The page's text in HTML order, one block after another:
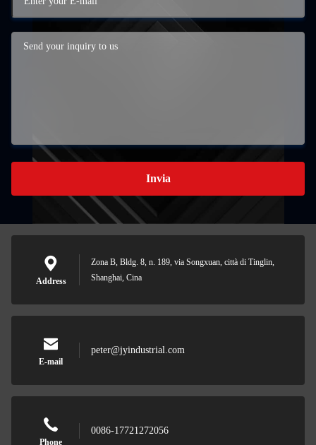
Invia
Address
Zona B, Bldg. 8, n. 189, via Songxuan, città di Tinglin,
Shanghai, Cina
E-mail
peter@jyindustrial.com
Phone
0086-17721272056